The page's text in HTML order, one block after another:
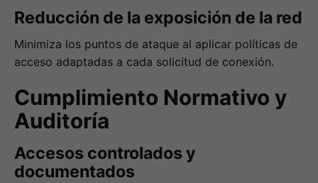
Reducción de la exposición de la red
Minimiza los puntos de ataque al aplicar políticas de
acceso adaptadas a cada solicitud de conexión.
Cumplimiento Normativo y
Auditoría
Accesos controlados y
documentados